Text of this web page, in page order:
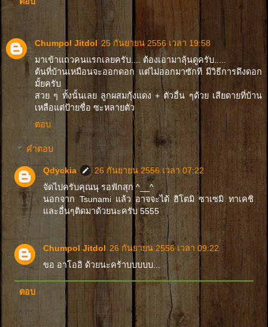
Chumpol Jitdol 25 กันยายน 2556 เวลา 19:58
มาเข้าแถวคนแรกเลยครับ.... ต้องเอามาลุ้นดูครับ.....
ต้นที่บ้านเหมือนจะออกดอก แต่ไม่ออกมาซักที มีวิธีการดึงดอก
มั้ยครับ
สวย ๆ ทั้งนั้นเลย ลูกผสมกุ้งแดง + ตัวอื่น ๆด้วย เสียดายที่บ้าน
เหลือแต่ป้ายชื่อ ซะหลายตัว
ตอบ
คำตอบ
Qdyckia
26 กันยายน 2556 เวลา 07:22
จัดไปครับคุณนุ รอฟักสุก ^__^
นอกจาก Tsunami แล้ว อาจจะได้ ฮิโตมิ ซาเซมิ ทาเคชิ
และอื่นๆติดมาด้วยนะครับ 5555
Chumpol Jitdol 26 กันยายน 2556 เวลา 09:22
ขอ อาโออิ ด้วยนะคร้าบบบบบ...
ตอบ